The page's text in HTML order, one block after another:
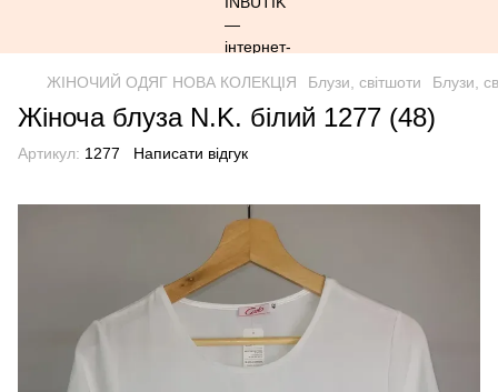
ЖІНОЧИЙ ОДЯГ НОВА КОЛЕКЦІЯ Блузи, світшоти Блузи,
Жіноча блуза N.K. білий 1277 (48)
Артикул: 1277 Написати відгук